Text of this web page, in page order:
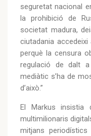
seguretat nacional
la prohibició de
societat madura,
ciutadania
perquè la censura
regulació de dalt
mediàtic s’ha de
d’això.”
El Markus insistia
multimilionaris
mitjans